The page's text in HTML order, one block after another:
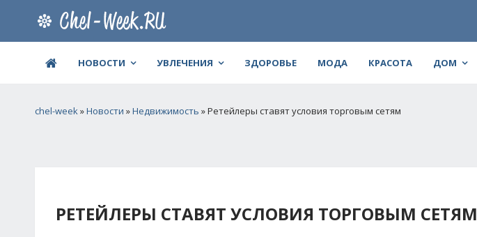
НОВОСТИ УВЛЕЧЕНИЯ ЗДОРОВЬЕ МОДА КРАСОТА ДОМ
chel-week»Новости »Недвижимость » Ретейлеры ставят условия торговым сетям
РЕТЕЙЛЕРЫ СТАВЯТ УСЛОВИЯ ТОРГОВЫМ СЕТЯМ